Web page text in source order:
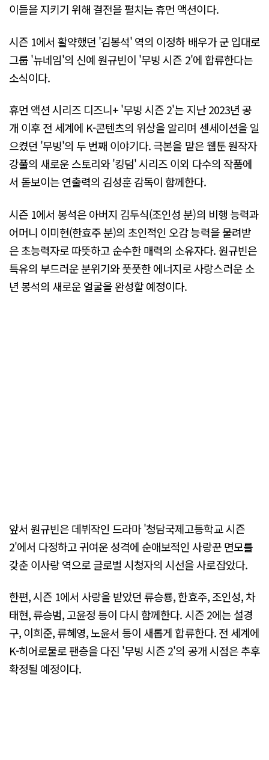
이들을 지키기 위해 결전을 펼치는 휴먼 액션이다.
시즌 1에서 활약했던 '김봉석' 역의 이정하 배우가 군 입대로
그룹 '뉴네임'의 신예 원규빈이 '무빙 시즌 2'에 합류한다는
소식이다.
휴먼 액션 시리즈 디즈니+ '무빙 시즌 2'는 지난 2023년 공
개 이후 전 세계에 K-콘텐츠의 위상을 알리며 센세이션을 일
으켰던 '무빙'의 두 번째 이야기다. 극본을 맡은 웹툰 원작자
강풀의 새로운 스토리와 '킹덤' 시리즈 이외 다수의 작품에
서 돋보이는 연출력의 김성훈 감독이 함께한다.
시즌 1에서 봉석은 아버지 김두식(조인성 분)의 비행 능력과
어머니 이미현(한효주 분)의 초인적인 오감 능력을 물려받
은 초능력자로 따뜻하고 순수한 매력의 소유자다. 원규빈은
특유의 부드러운 분위기와 풋풋한 에너지로 사랑스러운 소
년 봉석의 새로운 얼굴을 완성할 예정이다.
앞서 원규빈은 데뷔작인 드라마 '청담국제고등학교 시즌
2'에서 다정하고 귀여운 성격에 순애보적인 사랑꾼 면모를
갖춘 이사랑 역으로 글로벌 시청자의 시선을 사로잡았다.
한편, 시즌 1에서 사랑을 받았던 류승룡, 한효주, 조인성, 차
태현, 류승범, 고윤정 등이 다시 함께한다. 시즌 2에는 설경
구, 이희준, 류혜영, 노윤서 등이 새롭게 합류한다. 전 세계에
K-히어로물로 팬층을 다진 '무빙 시즌 2'의 공개 시점은 추후
확정될 예정이다.